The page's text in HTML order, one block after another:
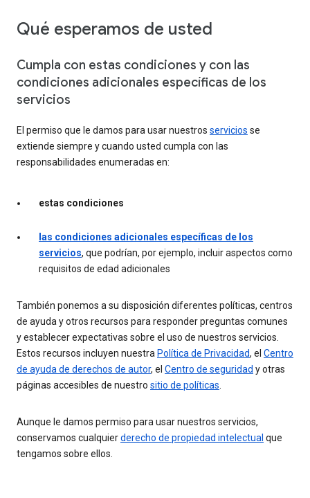
Qué esperamos de usted
Cumpla con estas condiciones y con las
condiciones adicionales específicas de los
servicios
El permiso que le damos para usar nuestros servicios se
extiende siempre y cuando usted cumpla con las
responsabilidades enumeradas en:
estas condiciones
las condiciones adicionales específicas de los
servicios, que podrían, por ejemplo, incluir aspectos como
requisitos de edad adicionales
También ponemos a su disposición diferentes políticas, centros
de ayuda y otros recursos para responder preguntas comunes
y establecer expectativas sobre el uso de nuestros servicios.
Estos recursos incluyen nuestra Política de Privacidad, el Centro
de ayuda de derechos de autor, el Centro de seguridad y otras
páginas accesibles de nuestro sitio de políticas.
Aunque le damos permiso para usar nuestros servicios,
conservamos cualquierderecho de propiedad intelectual que
tengamos sobre ellos.